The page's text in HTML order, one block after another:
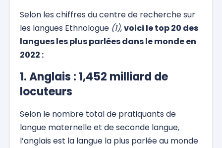
Selon les chiffres du centre de recherche sur
les langues Ethnologue (1),voici le top 20 des
langues les plus parlées dans le monde en
2022 :
1. Anglais : 1,452 milliard de
locuteurs
Selon le nombre total de pratiquants de
langue maternelle et de seconde langue,
l’anglais est la langue la plus parlée au monde